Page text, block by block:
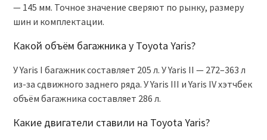
— 145 мм. Точное значение сверяют по рынку, размеру
шин и комплектации.
Какой объём багажника у Toyota Yaris?
У Yaris I багажник составляет 205 л. У Yaris II — 272–363 л
из-за сдвижного заднего ряда. У Yaris III и Yaris IV хэтчбек
объём багажника составляет 286 л.
Какие двигатели ставили на Toyota Yaris?